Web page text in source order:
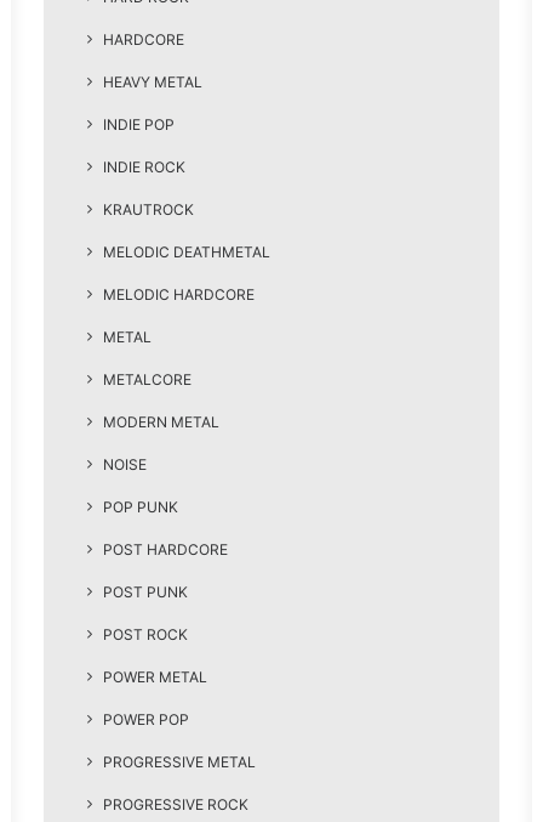
HARDCORE
HEAVY METAL
INDIE POP
INDIE ROCK
KRAUTROCK
MELODIC DEATHMETAL
MELODIC HARDCORE
METAL
METALCORE
MODERN METAL
NOISE
POP PUNK
POST HARDCORE
POST PUNK
POST ROCK
POWER METAL
POWER POP
PROGRESSIVE METAL
PROGRESSIVE ROCK